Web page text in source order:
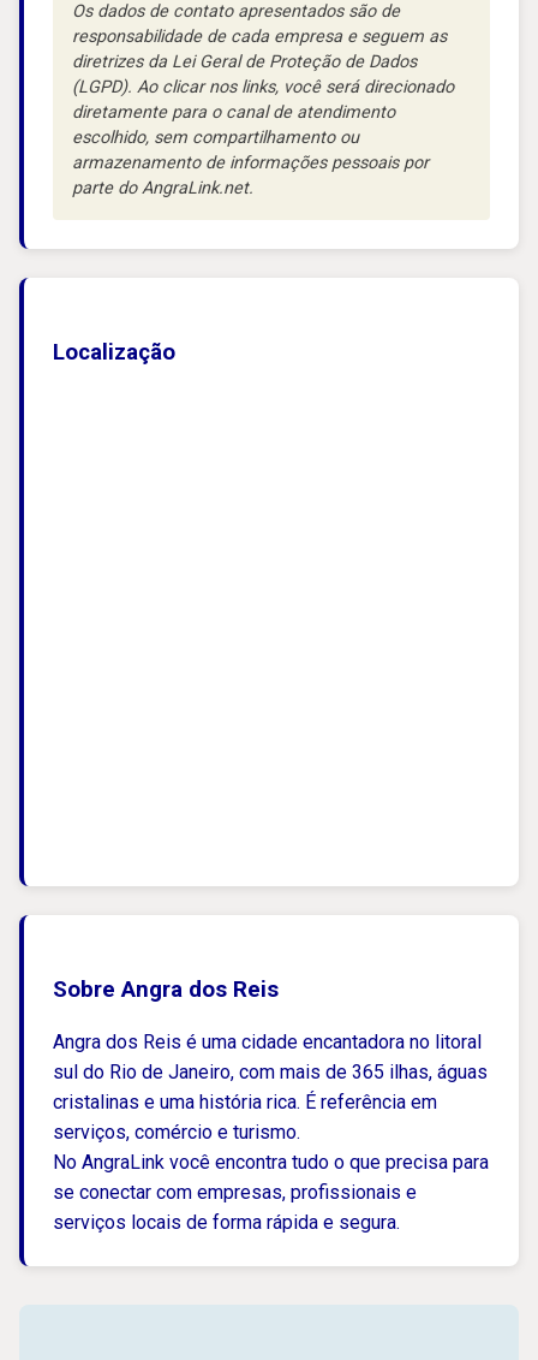
Os dados de contato apresentados são de
responsabilidade de cada empresa e seguem as
diretrizes da Lei Geral de Proteção de Dados
(LGPD). Ao clicar nos links, você será direcionado
diretamente para o canal de atendimento
escolhido, sem compartilhamento ou
armazenamento de informações pessoais por
parte do AngraLink.net.
Localização
Sobre Angra dos Reis
Angra dos Reis é uma cidade encantadora no litoral
sul do Rio de Janeiro, com mais de 365 ilhas, águas
cristalinas e uma história rica. É referência em
serviços, comércio e turismo.
No AngraLink você encontra tudo o que precisa para
se conectar com empresas, profissionais e
serviços locais de forma rápida e segura.